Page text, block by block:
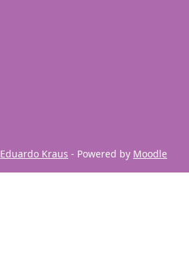
Eduardo Kraus - Powered by Moodle